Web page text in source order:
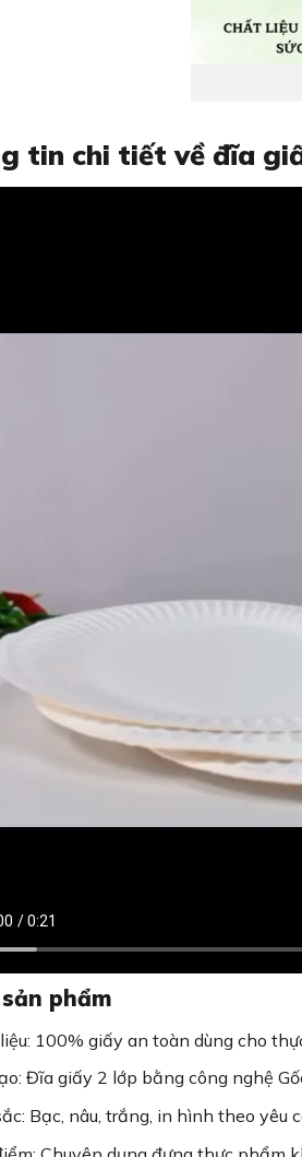
tin chi tiết về đĩa
phẩm
100% giấy an toàn dùng cho
Đĩa giấy 2 lớp bằng công nghệ
Bạc, nâu, trắng, in hình theo yêu